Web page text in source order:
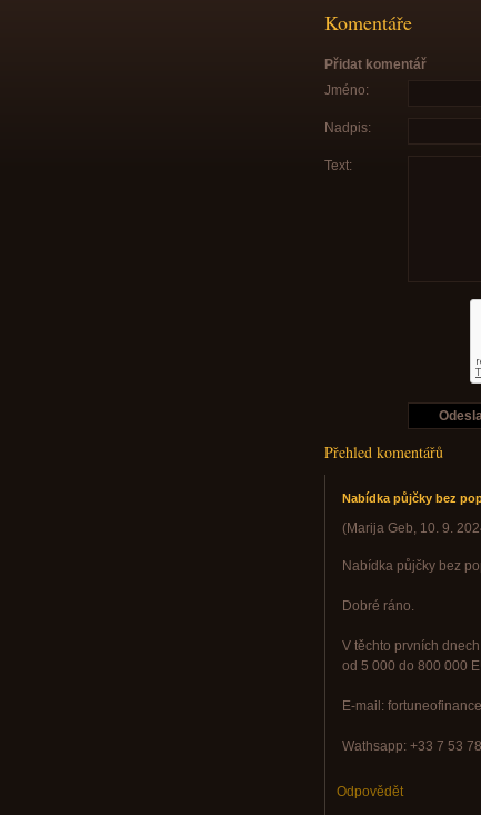
Komentáře
Přidat komentář
Jméno:
Nadpis:
Text:
Přehled komentářů
Nabídka půjčky bez
(Marija Geb, 10. 9.
Nabídka půjčky bez
Dobré ráno.
V těchto prvních
od 5 000 do 800 000
E-mail:
Wathsapp: +33 7 53
Odpovědět